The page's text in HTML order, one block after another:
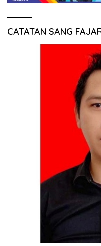
CATATAN SANG